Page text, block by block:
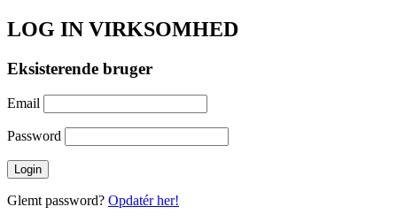
LOG IN VIRKSOMHED
Eksisterende bruger
Email
Password
Glemt password? Opdatér her!